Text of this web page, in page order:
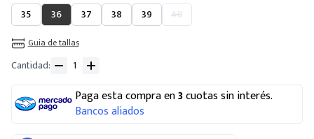
35 36 37 38 39 40
Guia de tallas
Cantidad
Paga esta compra en3cuotas sin interés.
Bancos aliados